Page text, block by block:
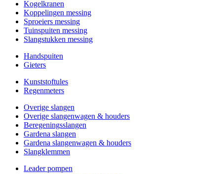
Kogelkranen
Koppelingen messing
Sproeiers messing
Tuinspuiten messing
Slangstukken messing
Handspuiten
Gieters
Kunststoftules
Regenmeters
Overige slangen
Overige slangenwagen & houders
Beregeningsslangen
Gardena slangen
Gardena slangenwagen & houders
Slangklemmen
Leader pompen